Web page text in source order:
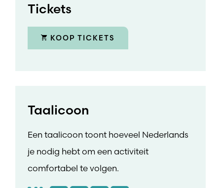
Tickets
KOOP TICKETS
Taalicoon
Een taalicoon toont hoeveel Nederlands
je nodig hebt om een activiteit
comfortabel te volgen.